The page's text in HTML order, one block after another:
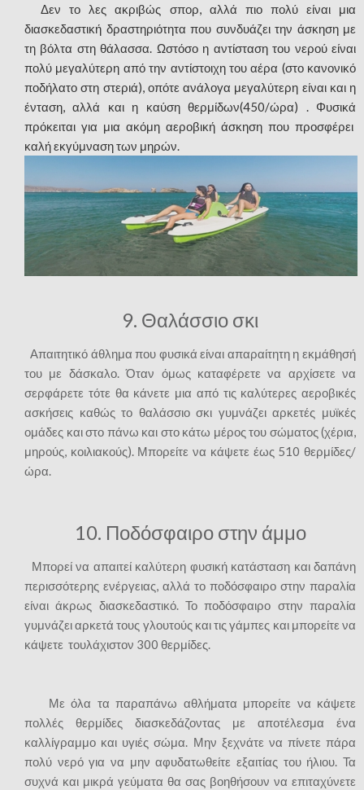
Δεν το λες ακριβώς σπορ, αλλά πιο πολύ είναι μια
διασκεδαστική δραστηριότητα που συνδυάζει την άσκηση με
τη βόλτα στη θάλασσα. Ωστόσο η αντίσταση του νερού είναι
πολύ μεγαλύτερη από την αντίστοιχη του αέρα (στο κανονικό
ποδήλατο στη στεριά), οπότε ανάλογα μεγαλύτερη είναι και η
ένταση, αλλά και η καύση θερμίδων(450/ώρα) . Φυσικά
πρόκειται για μια ακόμη αεροβική άσκηση που προσφέρει
καλή εκγύμναση των μηρών.
9. Θαλάσσιο σκι
Απαιτητικό άθλημα που φυσικά είναι απαραίτητη η εκμάθησή
του με δάσκαλο. Όταν όμως καταφέρετε να αρχίσετε να
σερφάρετε τότε θα κάνετε μια από τις καλύτερες αεροβικές
ασκήσεις καθώς το θαλάσσιο σκι γυμνάζει αρκετές μυϊκές
ομάδες και στο πάνω και στο κάτω μέρος του σώματος (χέρια,
μηρούς, κοιλιακούς). Μπορείτε να κάψετε έως 510 θερμίδες/
ώρα.
10. Ποδόσφαιρο στην άμμο
Μπορεί να απαιτεί καλύτερη φυσική κατάσταση και δαπάνη
περισσότερης ενέργειας, αλλά το ποδόσφαιρο στην παραλία
είναι άκρως διασκεδαστικό. Το ποδόσφαιρο στην παραλία
γυμνάζει αρκετά τους γλουτούς και τις γάμπες και μπορείτε να
κάψετε τουλάχιστον 300 θερμίδες.
Με όλα τα παραπάνω αθλήματα μπορείτε να κάψετε
πολλές θερμίδες διασκεδάζοντας με αποτέλεσμα ένα
καλλίγραμμο και υγιές σώμα. Μην ξεχνάτε να πίνετε πάρα
πολύ νερό για να μην αφυδατωθείτε εξαιτίας του ήλιου. Τα
συχνά και μικρά γεύματα θα σας βοηθήσουν να επιταχύνετε